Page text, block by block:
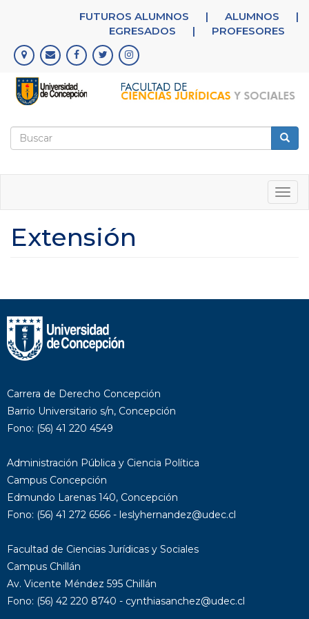
principal
FUTUROS ALUMNOS | ALUMNOS
|
EGRESADOS
| PROFESORES
Formulario
Extensión
Carrera de Derecho Concepción
Barrio Universitario s/n, Concepción
Fono: (56) 41 220 4549
Administración Pública y Ciencia Política
Campus Concepción
Edmundo Larenas 140, Concepción
Fono: (56) 41 272 6566 - leslyhernandez@udec.cl
Facultad de Ciencias Jurídicas y Sociales
Campus Chillán
Av. Vicente Méndez 595 Chillán
Fono: (56) 42 220 8740 - cynthiasanchez@udec.cl